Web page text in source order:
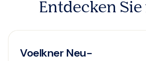
Entdecken
Voelkner Neu-